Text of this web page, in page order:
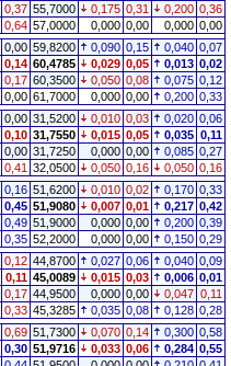
0,37 55,7000 0,175 0,31 0,200 0,36
0,64 57,0000 0,000 0,00 0,000 0,00
0,00 59,8200 0,090 0,15 0,040 0,07
0,14 60,4785 0,029 0,05 0,013 0,02
0,17 60,3500 0,050 0,08 0,075 0,12
0,00 61,7000 0,000 0,00 0,200 0,33
0,00 31,5200 0,010 0,03 0,020 0,06
0,10 31,7550 0,015 0,05 0,035 0,11
0,00 31,7250 0,000 0,00 0,085 0,27
0,41 32,0500 0,050 0,16 0,050 0,16
0,16 51,6200 0,010 0,02 0,170 0,33
0,45 51,9080 0,007 0,01 0,217 0,42
0,49 51,9000 0,000 0,00 0,200 0,39
0,35 52,2000 0,000 0,00 0,150 0,29
0,12 44,8700 0,027 0,06 0,040 0,09
0,11 45,0089 0,015 0,03 0,006 0,01
0,17 44,9500 0,000 0,00 0,047 0,11
0,33 45,3285 0,035 0,08 0,128 0,28
0,69 51,7300 0,070 0,14 0,300 0,58
0,30 51,9716 0,033 0,06 0,284 0,55